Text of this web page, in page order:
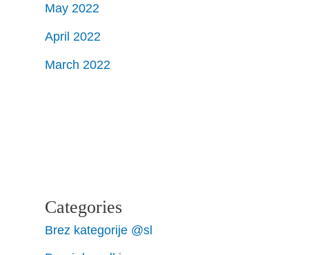
May 2022
April 2022
March 2022
Categories
Brez kategorije @sl